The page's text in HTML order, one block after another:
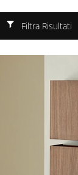
Filtra Risultati